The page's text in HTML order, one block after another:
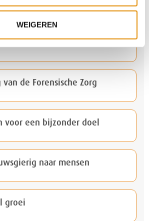
WEIGEREN
van de Forensische Zorg
voor een bijzonder doel
naar mensen
groei